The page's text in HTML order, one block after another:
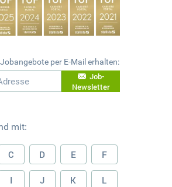
per E-Mail erhalten:
Job-
Newsletter
mit:
C D E F
I J K L